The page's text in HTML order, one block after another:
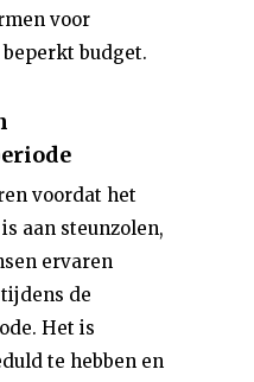
voor
budget.
voordat het
aan steunzolen,
ervaren
de
Het is
te hebben en